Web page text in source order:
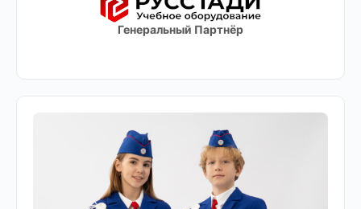
Генеральный Партнёр